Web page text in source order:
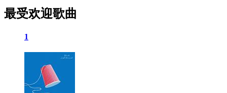
最受欢迎歌曲
1